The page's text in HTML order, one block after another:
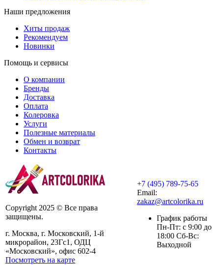
Наши предложения
Хиты продаж
Рекомендуем
Новинки
Помощь и сервисы
О компании
Бренды
Доставка
Оплата
Колеровка
Услуги
Полезные материалы
Обмен и возврат
Контакты
Copyright 2025 © Все права
защищены.
г. Москва, г. Московский, 1-й
микрорайон, 23Гс1, ОДЦ
«Московский», офис 602-4
Посмотреть на карте
+7 (495) 789-75-65
Email:
zakaz@artcolorika.ru
График работы
Пн-Пт: с 9:00 до
18:00 Сб-Вс:
Выходной